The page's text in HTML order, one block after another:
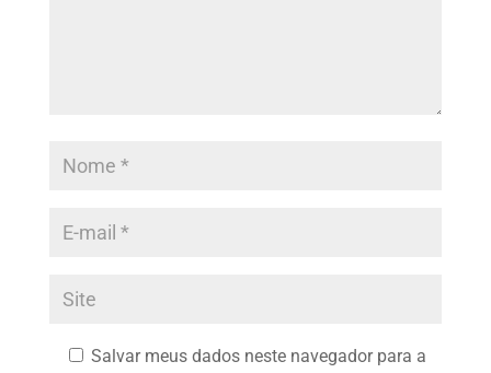
Salvar meus dados neste navegador para a